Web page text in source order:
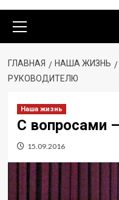
меню
ГЛАВНАЯ НАША ЖИЗНЬ
РУКОВОДИТЕЛЮ
Наша жизнь
С вопросами
15.09.2016